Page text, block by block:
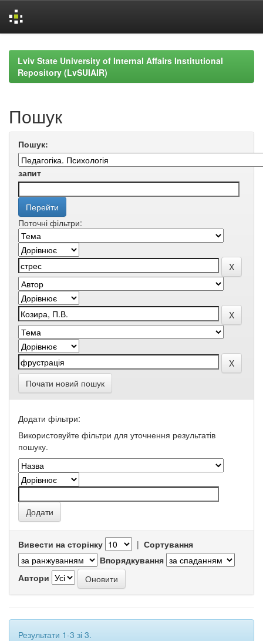
navigationLviv State University of Internal Affairs Institutional
Repository (LvSUIAIR)
Пошук
Пошук:
запит
Поточні фільтри:
Почати новий пошук
Додати фільтри:
Використовуйте фільтри для уточнення результатів
пошуку.
Вивести на сторінку | Сортування
Впорядкування
Автори
Результати 1-3 зі 3.